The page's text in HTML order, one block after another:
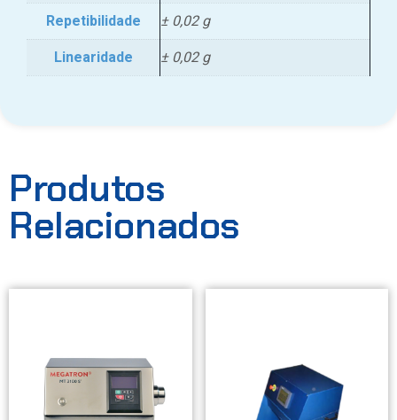
Repetibilidade
± 0,02 g
Linearidade
± 0,02 g
Produtos
Relacionados